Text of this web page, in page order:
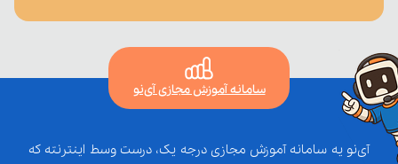
سامانه آموزش مجازی آی‌نو
آی‌نو یه سامانه آموزش مجازی درجه یک، درست وسط اینترنته که